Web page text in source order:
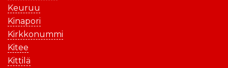
Keuruu
Kinapori
Kirkkonummi
Kitee
Kittilä